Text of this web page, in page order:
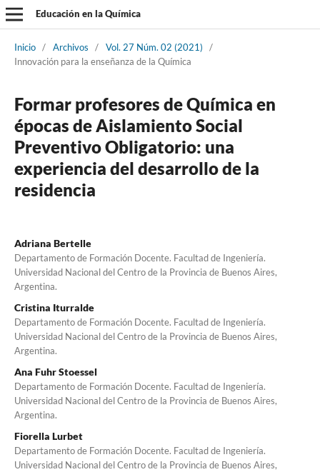
Educación en la Química
Inicio / Archivos / Vol. 27 Núm. 02 (2021)
/
Innovación para la enseñanza de la Química
Formar profesores de Química en
épocas de Aislamiento Social
Preventivo Obligatorio: una
experiencia del desarrollo de la
residencia
Adriana Bertelle
Departamento de Formación Docente. Facultad de Ingeniería.
Universidad Nacional del Centro de la Provincia de Buenos Aires,
Argentina.
Cristina Iturralde
Departamento de Formación Docente. Facultad de Ingeniería.
Universidad Nacional del Centro de la Provincia de Buenos Aires,
Argentina.
Ana Fuhr Stoessel
Departamento de Formación Docente. Facultad de Ingeniería.
Universidad Nacional del Centro de la Provincia de Buenos Aires,
Argentina.
Fiorella Lurbet
Departamento de Formación Docente. Facultad de Ingeniería.
Universidad Nacional del Centro de la Provincia de Buenos Aires,